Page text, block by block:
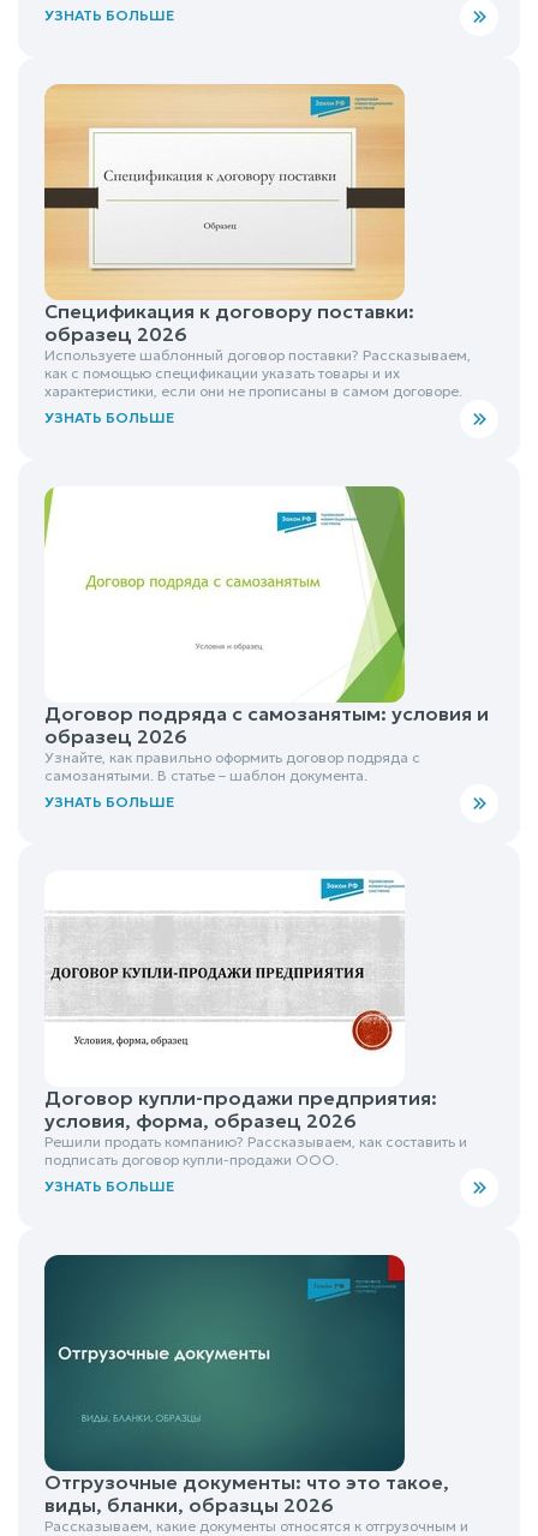
УЗНАТЬ БОЛЬШЕ
Спецификация к договору поставки:
образец 2026
Используете шаблонный договор поставки? Рассказываем,
как с помощью спецификации указать товары и их
характеристики, если они не прописаны в самом договоре.
УЗНАТЬ БОЛЬШЕ
Договор подряда с самозанятым: условия и
образец 2026
Узнайте, как правильно оформить договор подряда с
самозанятыми. В статье – шаблон документа.
УЗНАТЬ БОЛЬШЕ
Договор купли-продажи предприятия:
условия, форма, образец 2026
Решили продать компанию? Рассказываем, как составить и
подписать договор купли-продажи ООО.
УЗНАТЬ БОЛЬШЕ
Отгрузочные документы: что это такое,
виды, бланки, образцы 2026
Рассказываем, какие документы относятся к отгрузочным и